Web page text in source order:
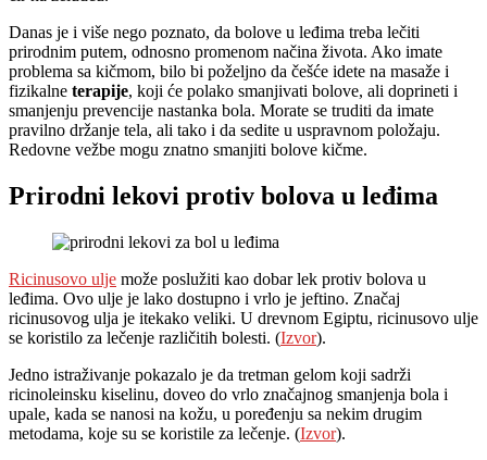
Danas je i više nego poznato, da bolove u leđima treba lečiti
prirodnim putem, odnosno promenom načina života. Ako imate
problema sa kičmom, bilo bi poželjno da češće idete na masaže i
fizikalne terapije, koji će polako smanjivati bolove, ali doprineti i
smanjenju prevencije nastanka bola. Morate se truditi da imate
pravilno držanje tela, ali tako i da sedite u uspravnom položaju.
Redovne vežbe mogu znatno smanjiti bolove kičme.
Prirodni lekovi protiv bolova u leđima
Ricinusovo ulje može poslužiti kao dobar lek protiv bolova u
leđima. Ovo ulje je lako dostupno i vrlo je jeftino. Značaj
ricinusovog ulja je itekako veliki. U drevnom Egiptu, ricinusovo ulje
se koristilo za lečenje različitih bolesti. (Izvor).
Jedno istraživanje pokazalo je da tretman gelom koji sadrži
ricinoleinsku kiselinu, doveo do vrlo značajnog smanjenja bola i
upale, kada se nanosi na kožu, u poređenju sa nekim drugim
metodama, koje su se koristile za lečenje. (Izvor).